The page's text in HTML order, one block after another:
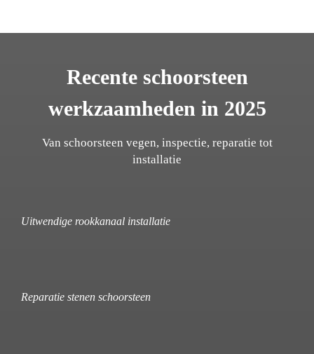
Recente schoorsteen
werkzaamheden in 2025
Van schoorsteen vegen, inspectie, reparatie tot
installatie
Uitwendige rookkanaal installatie
Reparatie stenen schoorsteen